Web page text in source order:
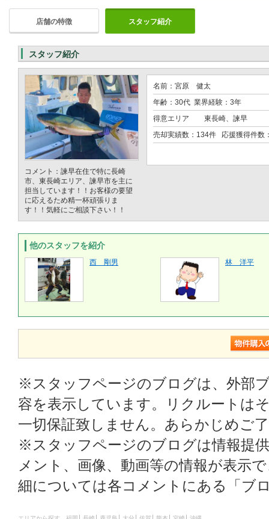
店舗の特徴 スタッフ紹介
スタッフ紹介
コメント：諫早在住で特に長崎
市、東長崎エリア、諫早市を主に
担当しています！！お客様の要望
に応えるため精一杯頑張りま
す！！気軽にご相談下さい！！
名前：宮原 健太
年齢：30代 業界経験：3年
得意エリア
東長崎、諫早
売却実績数：134件 応援獲得件数
他のスタッフを紹介
西 剛男 林 洋平
※スタッフページのブログは、外部
容を表示しています。リクルートは
一切保証致しません。あらかじめご
※スタッフページのブログは情報提
メント、画像、動画等の情報が表示
細については各コメントにある「ブ